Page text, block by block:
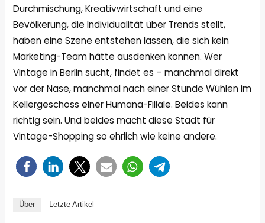
Durchmischung, Kreativwirtschaft und eine
Bevölkerung, die Individualität über Trends stellt,
haben eine Szene entstehen lassen, die sich kein
Marketing-Team hätte ausdenken können. Wer
Vintage in Berlin sucht, findet es – manchmal direkt
vor der Nase, manchmal nach einer Stunde Wühlen im
Kellergeschoss einer Humana-Filiale. Beides kann
richtig sein. Und beides macht diese Stadt für
Vintage-Shopping so ehrlich wie keine andere.
Über Letzte Artikel